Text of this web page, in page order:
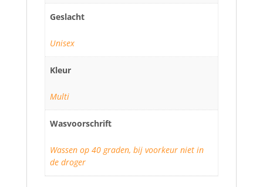
Geslacht
Unisex
Kleur
Multi
Wasvoorschrift
Wassen op 40 graden, bij voorkeur niet in
de droger